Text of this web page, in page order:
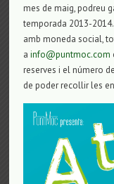
mes de maig, podreu
temporada 2013-
amb moneda social,
ainfo@puntmoc.com
reserves i el número
de poder recollir les